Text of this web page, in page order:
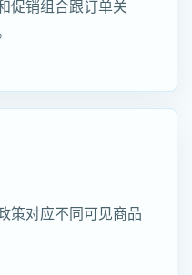
促销组合跟订单关
策对应不同可见商品